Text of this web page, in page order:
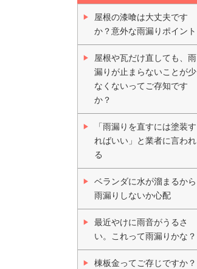
屋根の漆喰は大丈夫です
か？意外な雨漏りポイント
屋根や瓦だけ直しても、雨
漏りが止まらないことが少
なくないってご存知です
か？
「雨漏りを直すには塗装す
ればいい」と業者に言われ
る
ベランダに水が溜まるから
雨漏りしないか心配
最近やけに雨音がうるさ
い。これって雨漏りかな？
棟板金ってご存じですか？